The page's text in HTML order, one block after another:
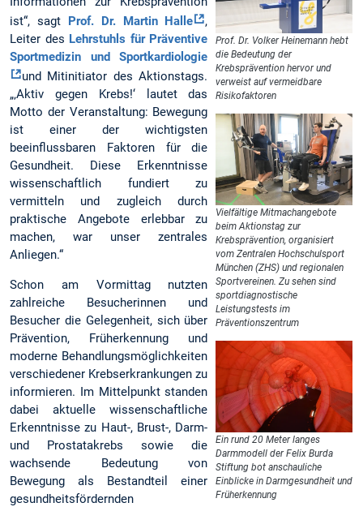
Prof. Dr. Volker Heinemann hebt
die Bedeutung der
Krebsprävention hervor und
verweist auf vermeidbare
Risikofaktoren
Vielfältige Mitmachangebote
beim Aktionstag zur
Krebsprävention, organisiert
vom Zentralen Hochschulsport
München (ZHS) und regionalen
Sportvereinen. Zu sehen sind
sportdiagnostische
Leistungstests im
Präventionszentrum
Ein rund 20 Meter langes
Darmmodell der Felix Burda
Stiftung bot anschauliche
Einblicke in Darmgesundheit und
Früherkennung
ist“, sagt Prof. Dr. Martin Halle
,
Leiter des Lehrstuhls für Präventive
Sportmedizin und Sportkardiologie
und Mitinitiator des Aktionstags.
„‚Aktiv gegen Krebs!‘ lautet das
Motto der Veranstaltung: Bewegung
ist einer der wichtigsten
beeinflussbaren Faktoren für die
Gesundheit. Diese Erkenntnisse
wissenschaftlich fundiert zu
vermitteln und zugleich durch
praktische Angebote erlebbar zu
machen, war unser zentrales
Anliegen.“
Schon am Vormittag nutzten
zahlreiche Besucherinnen und
Besucher die Gelegenheit, sich über
Prävention, Früherkennung und
moderne Behandlungsmöglichkeiten
verschiedener Krebserkrankungen zu
informieren. Im Mittelpunkt standen
dabei aktuelle wissenschaftliche
Erkenntnisse zu Haut-, Brust-, Darm-
und Prostatakrebs sowie die
wachsende Bedeutung von
Bewegung als Bestandteil einer
gesundheitsfördernden